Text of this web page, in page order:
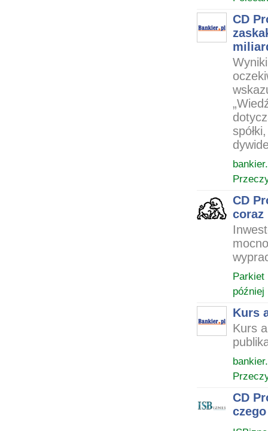
CD
CD
coraz
Parkiet
później
Kurs
Kurs
CD